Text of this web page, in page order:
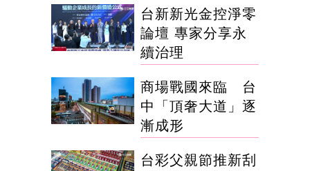
台新新光金控淨零
論壇 專家分享永
續治理
商場戰國來臨 台
中「頂奢大道」逐
漸成形
台彩父親節推新刮